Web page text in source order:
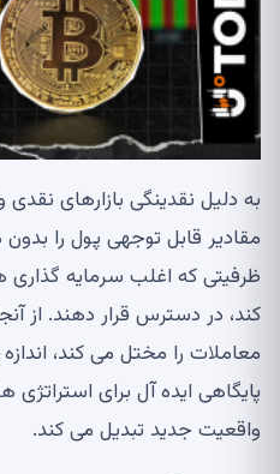
به دلیل نقدینگی بازارهای
مقادیر قابل توجهی پول را
ظرفیتی که اغلب سرمایه
کند، در دسترس قرار دهند. از
معاملات را مختل می کند،
پایگاهی ایده آل برای استراتژی
واقعیت جدید تبدیل می کند.